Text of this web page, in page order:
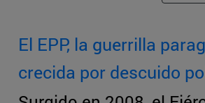
El EPP, la guerrilla
crecida por descuido